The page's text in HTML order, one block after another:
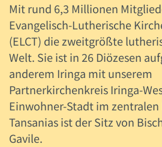
Mit rund 6,3 Millionen
Evangelisch-Lutherische
(ELCT) die zweitgrößte
Welt. Sie ist in 26 Diözesen
anderem Iringa mit unserem
Partnerkirchenkreis Iringa-
Einwohner-Stadt im
Tansanias ist der Sitz von
Gavile.